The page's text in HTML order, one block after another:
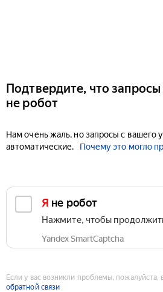
Подтвердите, что
не робот
Нам очень жаль, но запросы с вашего
автоматические.
Почему это могло
Я не робот
Нажмите, чтобы
Yandex SmartCaptcha
Если у вас возникли проблемы, пожалуйста,
обратной связи